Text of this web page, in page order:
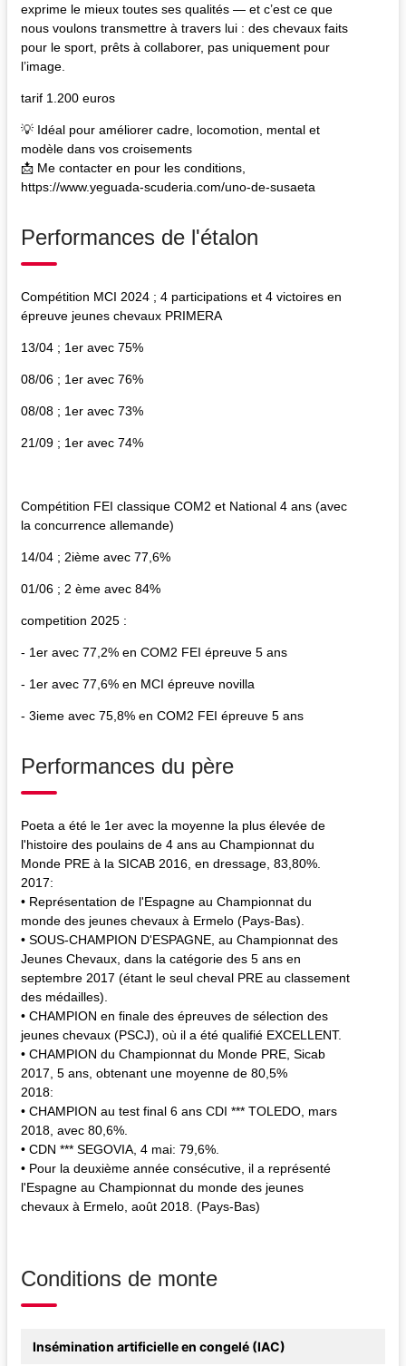
exprime le mieux toutes ses qualités — et c’est ce que
nous voulons transmettre à travers lui : des chevaux faits
pour le sport, prêts à collaborer, pas uniquement pour
l’image.
tarif 1.200 euros
💡 Idéal pour améliorer cadre, locomotion, mental et
modèle dans vos croisements
📩 Me contacter en pour les conditions,
https://www.yeguada-scuderia.com/uno-de-susaeta
Performances de l'étalon
Compétition MCI 2024 ​; 4 participations et 4 victoires en
épreuve jeunes chevaux PRIMERA
​13/04 ; 1er avec 75%
08/06 ; 1er avec 76%​
08/08 ; 1er avec 73%
21/09 ; 1er avec 74%
Compétition FEI classique COM2 et National 4 ans (avec
la concurrence allemande)
14/04 ; 2ième avec 77,6%
01/06 ; 2 ème avec 84%
competition 2025 :
- 1er avec 77,2% en COM2 FEI épreuve 5 ans
- 1er avec 77,6% en MCI épreuve novilla
- 3ieme avec 75,8% en COM2 FEI épreuve 5 ans
Performances du père
Poeta a été le 1er avec la moyenne la plus élevée de
l'histoire des poulains de 4 ans au Championnat du
Monde PRE à la SICAB 2016, en dressage, 83,80%.
2017:
• Représentation de l'Espagne au Championnat du
monde des jeunes chevaux à Ermelo (Pays-Bas).
• SOUS-CHAMPION D'ESPAGNE, au Championnat des
Jeunes Chevaux, dans la catégorie des 5 ans en
septembre 2017 (étant le seul cheval PRE au classement
des médailles).
• CHAMPION en finale des épreuves de sélection des
jeunes chevaux (PSCJ), où il a été qualifié EXCELLENT.
• CHAMPION du Championnat du Monde PRE, Sicab
2017, 5 ans, obtenant une moyenne de 80,5%
2018:
• CHAMPION au test final 6 ans CDI *** TOLEDO, mars
2018, avec 80,6%.
• CDN *** SEGOVIA, 4 mai: 79,6%.
• Pour la deuxième année consécutive, il a représenté
l'Espagne au Championnat du monde des jeunes
chevaux à Ermelo, août 2018. (Pays-Bas)
Conditions de monte
Insémination artificielle en congelé (IAC)